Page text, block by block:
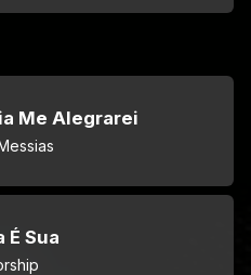
Me Alegrarei
É Sua